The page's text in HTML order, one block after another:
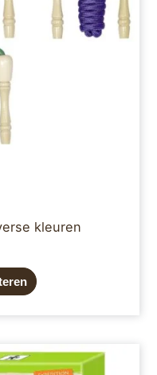
kleuren
optie
kan